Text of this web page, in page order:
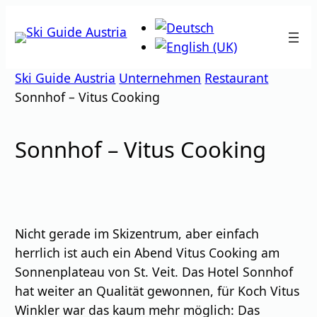
Inhalt
Ski Guide Austria Unternehmen Restaurant
Sonnhof – Vitus Cooking
Sonnhof – Vitus Cooking
Nicht gerade im Skizentrum, aber einfach
herrlich ist auch ein Abend Vitus Cooking am
Sonnenplateau von St. Veit. Das Hotel Sonnhof
hat weiter an Qualität gewonnen, für Koch Vitus
Winkler war das kaum mehr möglich: Das